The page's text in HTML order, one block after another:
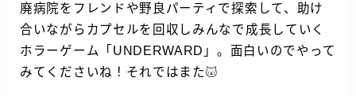
廃病院をフレンドや野良パーティで探索して、助け
合いながらカプセルを回収しみんなで成長していく
ホラーゲーム「UNDERWARD」。面白いのでやって
みてくださいね！それではまた